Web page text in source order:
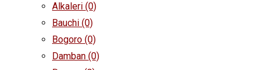
Alkaleri (0)
Bauchi (0)
Bogoro (0)
Damban (0)